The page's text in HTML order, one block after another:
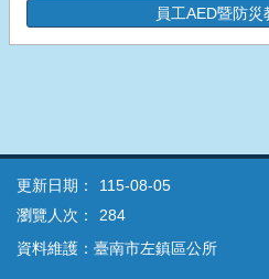
員工AED暨防災
更新日期：
115-08-05
瀏覽人次：
284
資料維護：臺南市左鎮區公所